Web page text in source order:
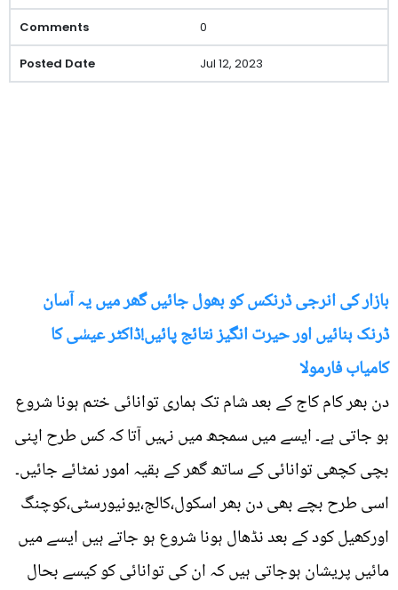
0
Jul 12, 2023
بازار کی انرجی ڈرنکس کو بھول جائیں گھر میں یہ آسان
ڈرنک بنائیں اور حیرت انگیز نتائج پائیں!ڈاکٹر عیسٰی کا
کامیاب فارمولا
دن بھر کام کاج کے بعد شام تک ہماری توانائی ختم ہونا شروع
ہو جاتی ہے۔ ایسے میں سمجھ میں نہیں آتا کہ کس طرح اپنی
بچی کچھی توانائی کے ساتھ گھر کے بقیہ امور نمٹائے جائیں۔
اسی طرح بچے بھی دن بھر اسکول،کالج،یونیورسٹی،کوچنگ
اورکھیل کود کے بعد نڈھال ہونا شروع ہو جاتے ہیں ایسے میں
مائیں پریشان ہوجاتی ہیں کہ ان کی توانائی کو کیسے بحال